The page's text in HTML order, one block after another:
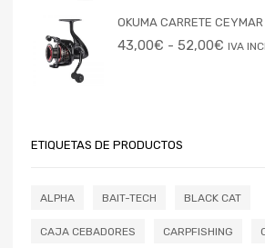
OKUMA CARRETE
43,00€ - 52,00€ IVA
ETIQUETAS DE PRODUCTOS
ALPHA BAIT-TECH BLACK CAT
CAJA CEBADORES CARPFISHING